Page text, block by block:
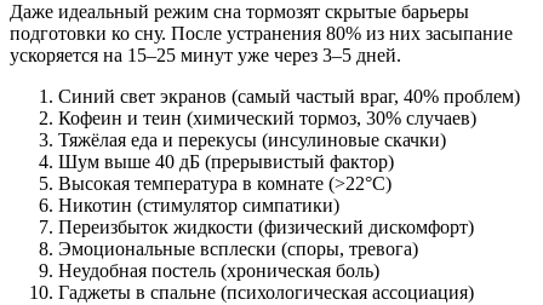
Даже идеальный режим сна тормозят скрытые барьеры
подготовки ко сну. После устранения 80% из них засыпание
ускоряется на 15–25 минут уже через 3–5 дней.
Синий свет экранов (самый частый враг, 40% проблем)
Кофеин и теин (химический тормоз, 30% случаев)
Тяжёлая еда и перекусы (инсулиновые скачки)
Шум выше 40 дБ (прерывистый фактор)
Высокая температура в комнате (>22°C)
Никотин (стимулятор симпатики)
Переизбыток жидкости (физический дискомфорт)
Эмоциональные всплески (споры, тревога)
Неудобная постель (хроническая боль)
Гаджеты в спальне (психологическая ассоциация)